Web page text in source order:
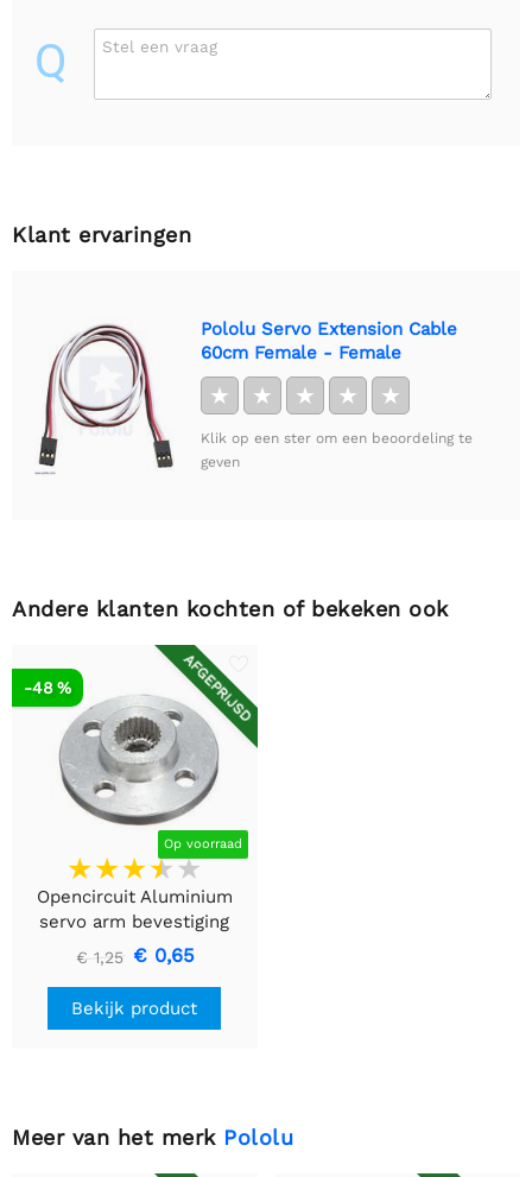
Q Stel een vraag
Klant ervaringen
Pololu Servo Extension Cable
60cm Female - Female
★ ★ ★ ★ ★
Klik op een ster om een beoordeling te
geven
Andere klanten kochten of bekeken ook
AFGEPRIJSD
Op voorraad
-48 %
Opencircuit Aluminium
servo arm bevestiging
€ 1,25 € 0,65
Bekijk product
Meer van het merk Pololu